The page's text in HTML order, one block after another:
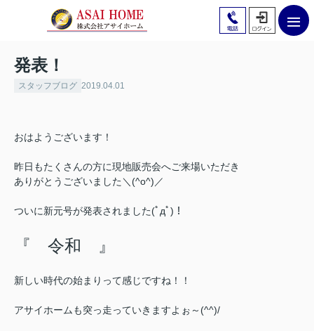
発表！
スタッフブログ 2019.04.01
おはようございます！
昨日もたくさんの方に現地販売会へご来場いただき
ありがとうございました＼(^o^)／
ついに新元号が発表されました(ﾟдﾟ)！
『 令和 』
新しい時代の始まりって感じですね！！
アサイホームも突っ走っていきますよぉ～(^^)/